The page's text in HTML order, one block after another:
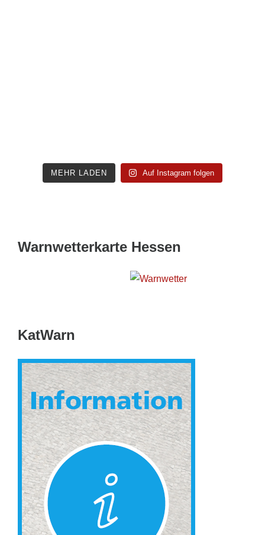
MEHR LADEN Auf Instagram folgen
Warnwetterkarte Hessen
KatWarn